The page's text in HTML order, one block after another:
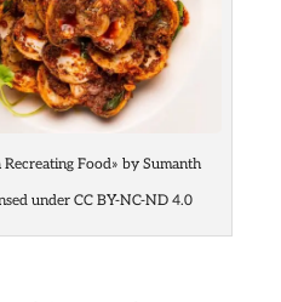
Food» by Sumanth
under CC BY-NC-ND 4.0